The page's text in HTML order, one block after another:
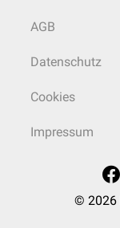
AGB
Datenschutz
Cookies
Impressum
© 2026